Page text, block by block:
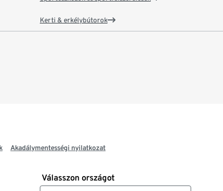
Kerti & erkélybútorok
Akadálymentességi nyilatkozat
Válasszon országot